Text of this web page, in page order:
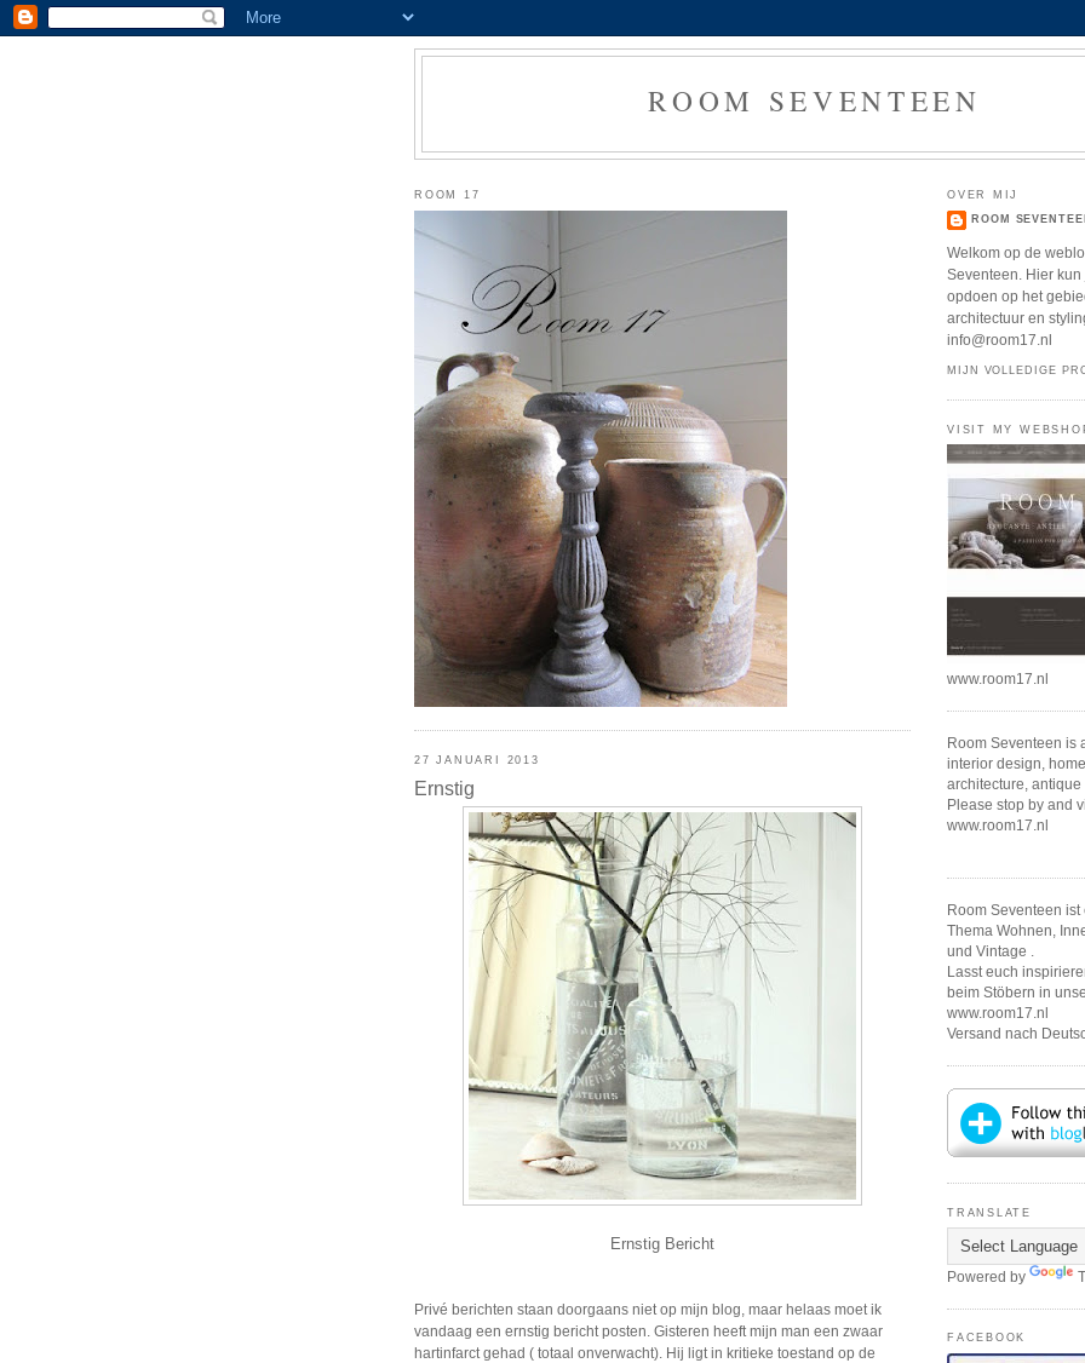
ROOM SEVENTEEN
ROOM 17
27 JANUARI 2013
Ernstig
Ernstig Bericht
Privé berichten staan doorgaans niet op mijn blog, maar helaas moet ik
vandaag een ernstig bericht posten. Gisteren heeft mijn man een zwaar
hartinfarct gehad ( totaal onverwacht). Hij ligt in kritieke toestand op de
OVER MIJ
ROOM
Welkom op de
Seventeen. Hier
opdoen op het
architectuur en
info@room17.nl
MIJN VOLLEDIGE
VISIT MY
www.room17.nl
Room Seventeen is
interior design,
architecture,
Please stop by and
www.room17.nl
Room Seventeen
Thema Wohnen,
und Vintage .
Lasst euch
beim Stöbern in
www.room17.nl
Versand nach
TRANSLATE
Powered by
FACEBOOK